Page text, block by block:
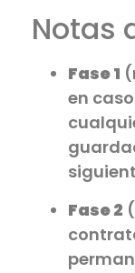
Notas
Fase 1
en
Fase 2